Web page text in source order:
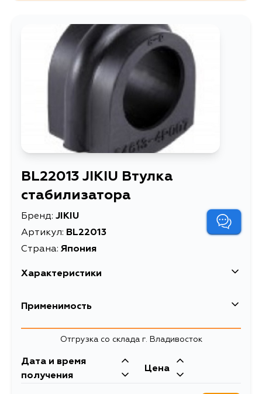
BL22013 JIKIU Втулка
стабилизатора
Бренд: JIKIU
Артикул: BL22013
Страна: Япония
Характеристики
EAN-13
Info1
Внутренний диаметр:
диаметр: 42.3, 46.2;
Место установки:
Применимость
Nissan
Кузов Двигатель
UY33, HY33, PY33, Y33, MY33,
VQ30DET,
Отгрузка со склада г. Владивосток
Дата и время
получения
Цена